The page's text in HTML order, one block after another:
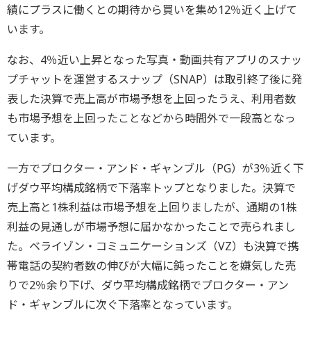
績にプラスに働くとの期待から買いを集め12％近く上げて
います。
なお、4％近い上昇となった写真・動画共有アプリのスナッ
プチャットを運営するスナップ（SNAP）は取引終了後に発
表した決算で売上高が市場予想を上回ったうえ、利用者数
も市場予想を上回ったことなどから時間外で一段高となっ
ています。
一方でプロクター・アンド・ギャンブル（PG）が3％近く下
げダウ平均構成銘柄で下落率トップとなりました。決算で
売上高と1株利益は市場予想を上回りましたが、通期の1株
利益の見通しが市場予想に届かなかったことで売られまし
た。ベライゾン・コミュニケーションズ（VZ）も決算で携
帯電話の契約者数の伸びが大幅に鈍ったことを嫌気した売
りで2％余り下げ、ダウ平均構成銘柄でプロクター・アン
ド・ギャンブルに次ぐ下落率となっています。